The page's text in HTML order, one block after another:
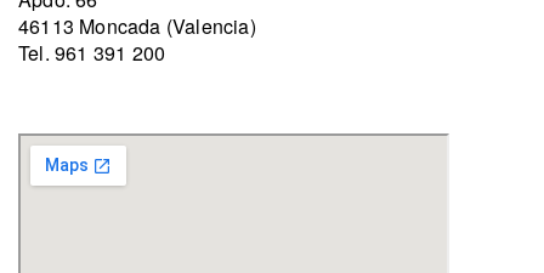
46113 Moncada (Valencia)
Tel. 961 391 200